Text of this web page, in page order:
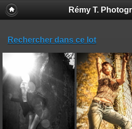
Rémy T.
Rechercher dans ce lot